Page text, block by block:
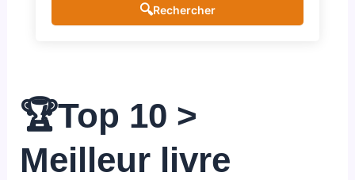
🔍Rechercher
🏆Top 10 >
Meilleur livre